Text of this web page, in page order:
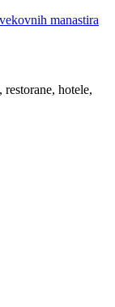
manastira
hotele,